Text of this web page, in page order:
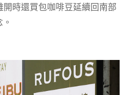
時還買包咖啡豆延續回南部